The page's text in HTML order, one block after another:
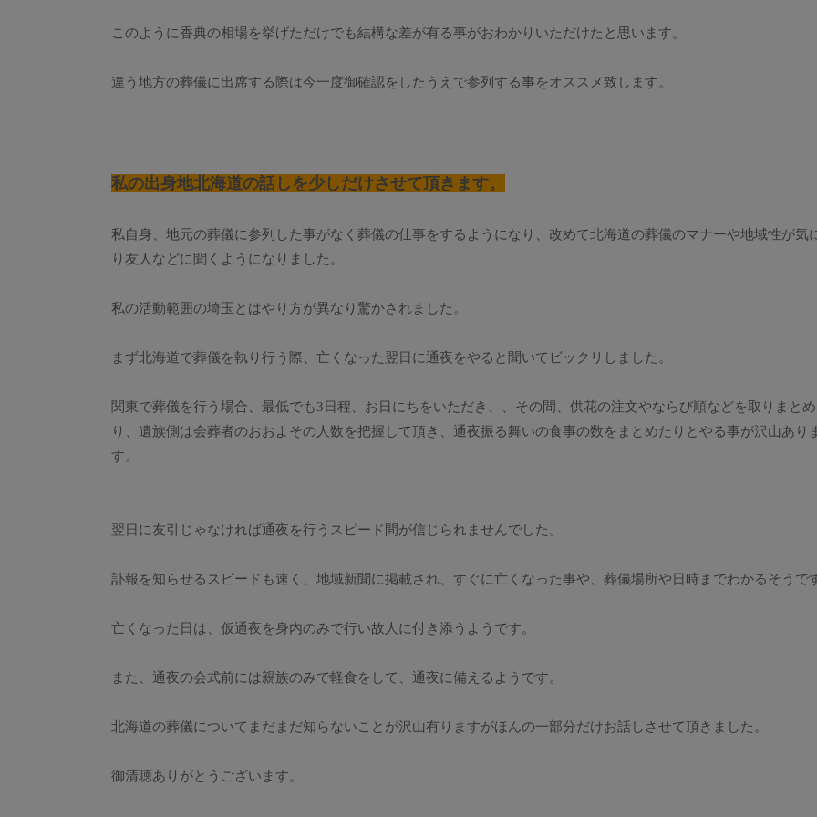
このように香典の相場を挙げただけでも結構な差が有る事がおわかりいただけたと思います。
違う地方の葬儀に出席する際は今一度御確認をしたうえで参列する事をオススメ致します。
私の出身地北海道の話しを少しだけさせて頂きます。
私自身、地元の葬儀に参列した事がなく葬儀の仕事をするようになり、改めて北海道の葬儀のマナーや地域性が気
り友人などに聞くようになりました。
私の活動範囲の埼玉とはやり方が異なり驚かされました。
まず北海道で葬儀を執り行う際、亡くなった翌日に通夜をやると聞いてビックリしました。
関東で葬儀を行う場合、最低でも3日程、お日にちをいただき、、その間、供花の注文やならび順などを取りまと
り、遺族側は会葬者のおおよその人数を把握して頂き、通夜振る舞いの食事の数をまとめたりとやる事が沢山あり
す。
翌日に友引じゃなければ通夜を行うスピード間が信じられませんでした。
訃報を知らせるスピードも速く、地域新聞に掲載され、すぐに亡くなった事や、葬儀場所や日時までわかるそうで
亡くなった日は、仮通夜を身内のみで行い故人に付き添うようです。
また、通夜の会式前には親族のみで軽食をして、通夜に備えるようです。
北海道の葬儀についてまだまだ知らないことが沢山有りますがほんの一部分だけお話しさせて頂きました。
御清聴ありがとうございます。